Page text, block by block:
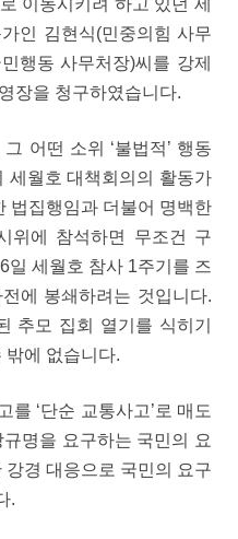
이동시키려 하고 있던 세
인 김현식(민중의힘 사무
행동 사무처장)씨를 강제
장을 청구하였습니다.
어떤 소위 ‘불법적’ 행동
세월호 대책회의의 활동가
법집행임과 더불어 명백한
위에 참석하면 무조건 구
일 세월호 참사 1주기를 즈
에 봉쇄하려는 것입니다.
추모 집회 열기를 식히기
밖에 없습니다.
‘단순 교통사고’로 매도
명을 요구하는 국민의 요
경 대응으로 국민의 요구
.